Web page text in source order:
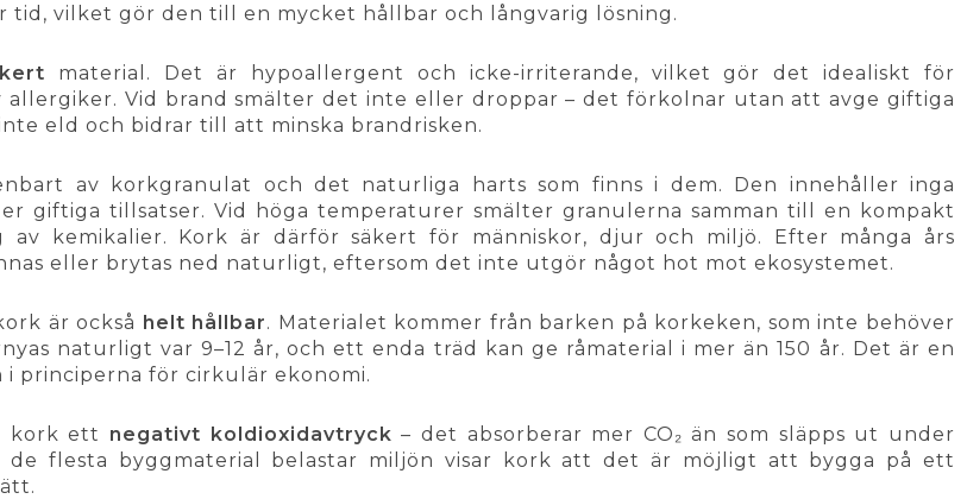
tid, vilket gör den till en mycket hållbar och långvarig lösning.
material. Det är hypoallergent och icke-irriterande, vilket gör det idealiskt för
allergiker. Vid brand smälter det inte eller droppar – det förkolnar utan att avge giftiga
eld och bidrar till att minska brandrisken.
av korkgranulat och det naturliga harts som finns i dem. Den innehåller inga
giftiga tillsatser. Vid höga temperaturer smälter granulerna samman till en kompakt
kemikalier. Kork är därför säkert för människor, djur och miljö. Efter många års
eller brytas ned naturligt, eftersom det inte utgör något hot mot ekosystemet.
är också helt hållbar. Materialet kommer från barken på korkeken, som inte behöver
naturligt var 9–12 år, och ett enda träd kan ge råmaterial i mer än 150 år. Det är en
i principerna för cirkulär ekonomi.
kork ett negativt koldioxidavtryck – det absorberar mer CO₂ än som släpps ut under
flesta byggmaterial belastar miljön visar kork att det är möjligt att bygga på ett